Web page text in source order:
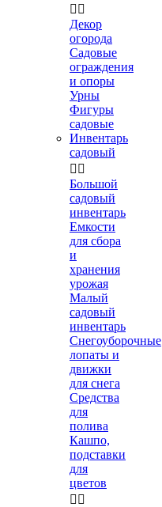
 
Декор
огорода
Садовые
ограждения
и опоры
Урны
Фигуры
садовые
Инвентарь
садовый
 
Большой
садовый
инвентарь
Емкости
для сбора
и
хранения
урожая
Малый
садовый
инвентарь
Снегоуборочные
лопаты и
движки
для снега
Средства
для
полива
Кашпо,
подставки
для
цветов
 